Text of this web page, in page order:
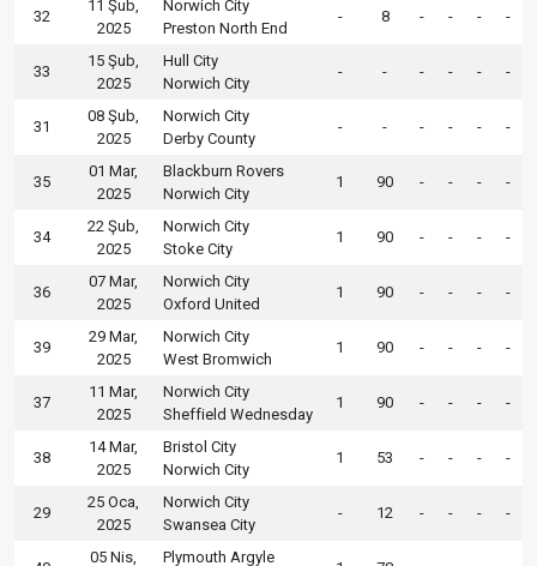
32
11 Şub,
2025
Norwich City
Preston North End
- 8 - - - -
33
15 Şub,
2025
Hull City
Norwich City
- - - - - -
31
08 Şub,
2025
Norwich City
Derby County
- - - - - -
35
01 Mar,
2025
Blackburn Rovers
Norwich City
1 90 - - - -
34
22 Şub,
2025
Norwich City
Stoke City
1 90 - - - -
36
07 Mar,
2025
Norwich City
Oxford United
1 90 - - - -
39
29 Mar,
2025
Norwich City
West Bromwich
1 90 - - - -
37
11 Mar,
2025
Norwich City
Sheffield Wednesday
1 90 - - - -
38
14 Mar,
2025
Bristol City
Norwich City
1 53 - - - -
29
25 Oca,
2025
Norwich City
Swansea City
- 12 - - - -
05 Nis,
Plymouth Argyle